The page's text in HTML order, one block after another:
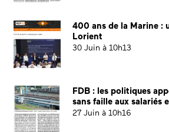
400 ans de la Marine :
Lorient
30 Juin à 10h13
FDB : les politiques
sans faille aux salariés
27 Juin à 10h16